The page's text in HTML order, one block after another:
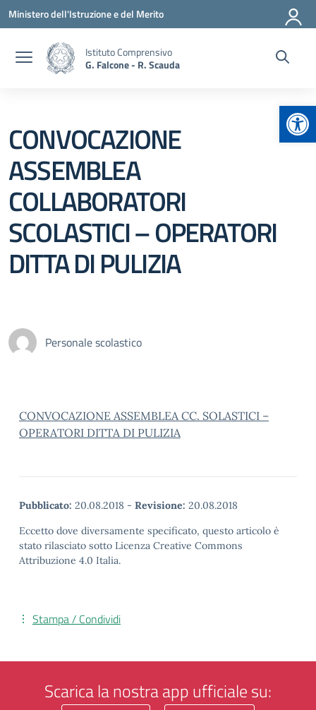
Vai ai contenuti
Vai al menu di navigazione
Vai al footer
Ministero dell'Istruzione e del Merito
Istituto Comprensivo
G. Falcone - R. Scauda
CONVOCAZIONE
ASSEMBLEA
COLLABORATORI
SCOLASTICI – OPERATORI
DITTA DI PULIZIA
Personale scolastico
CONVOCAZIONE ASSEMBLEA CC. SOLASTICI –
OPERATORI DITTA DI PULIZIA
Pubblicato: 20.08.2018 - Revisione: 20.08.2018
Eccetto dove diversamente specificato, questo articolo è
stato rilasciato sotto Licenza Creative Commons
Attribuzione 4.0 Italia.
Stampa / Condividi
Scarica la nostra app ufficiale su: